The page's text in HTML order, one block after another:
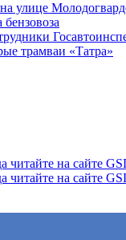
улице
трамваи «Татра»